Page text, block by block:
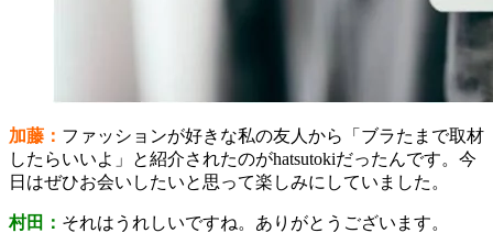
加藤： ファッションが好きな私の友人から「ブラたまで取材
したらいいよ」と紹介されたのがhatsutokiだったんです。今
日はぜひお会いしたいと思って楽しみにしていました。
村田： それはうれしいですね。ありがとうございます。